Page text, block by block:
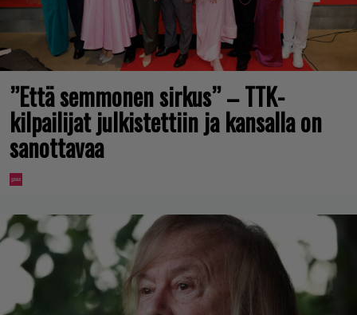
”Että semmonen sirkus” – TTK-
kilpailijat julkistettiin ja kansalla on
sanottavaa